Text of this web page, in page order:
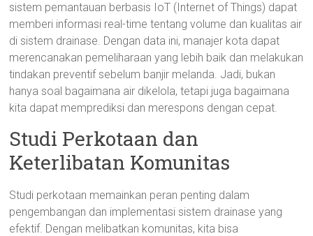
sistem pemantauan berbasis IoT (Internet of Things) dapat
memberi informasi real-time tentang volume dan kualitas air
di sistem drainase. Dengan data ini, manajer kota dapat
merencanakan pemeliharaan yang lebih baik dan melakukan
tindakan preventif sebelum banjir melanda. Jadi, bukan
hanya soal bagaimana air dikelola, tetapi juga bagaimana
kita dapat memprediksi dan merespons dengan cepat.
Studi Perkotaan dan
Keterlibatan Komunitas
Studi perkotaan memainkan peran penting dalam
pengembangan dan implementasi sistem drainase yang
efektif. Dengan melibatkan komunitas, kita bisa